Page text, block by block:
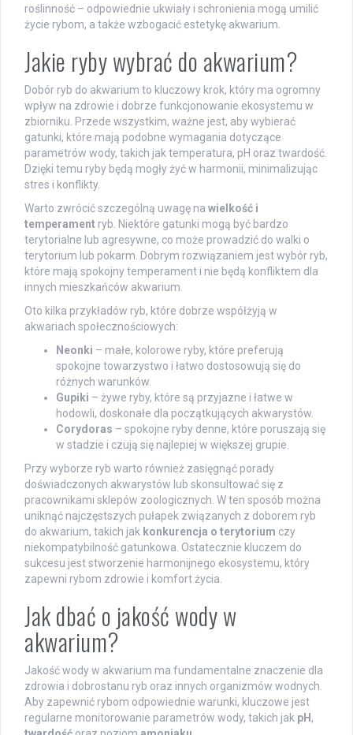
roślinność – odpowiednie ukwiały i schronienia mogą umilić
życie rybom, a także wzbogacić estetykę akwarium.
Jakie ryby wybrać do akwarium?
Dobór ryb do akwarium to kluczowy krok, który ma ogromny
wpływ na zdrowie i dobrze funkcjonowanie ekosystemu w
zbiorniku. Przede wszystkim, ważne jest, aby wybierać
gatunki, które mają podobne wymagania dotyczące
parametrów wody, takich jak temperatura, pH oraz twardość.
Dzięki temu ryby będą mogły żyć w harmonii, minimalizując
stres i konflikty.
Warto zwrócić szczególną uwagę na wielkość i
temperament ryb. Niektóre gatunki mogą być bardzo
terytorialne lub agresywne, co może prowadzić do walki o
terytorium lub pokarm. Dobrym rozwiązaniem jest wybór ryb,
które mają spokojny temperament i nie będą konfliktem dla
innych mieszkańców akwarium.
Oto kilka przykładów ryb, które dobrze współżyją w
akwariach społecznościowych:
Neonki – małe, kolorowe ryby, które preferują
spokojne towarzystwo i łatwo dostosowują się do
różnych warunków.
Gupiki – żywe ryby, które są przyjazne i łatwe w
hodowli, doskonałe dla początkujących akwarystów.
Corydoras – spokojne ryby denne, które poruszają się
w stadzie i czują się najlepiej w większej grupie.
Przy wyborze ryb warto również zasięgnąć porady
doświadczonych akwarystów lub skonsultować się z
pracownikami sklepów zoologicznych. W ten sposób można
uniknąć najczęstszych pułapek związanych z doborem ryb
do akwarium, takich jak konkurencja o terytorium czy
niekompatybilność gatunkowa. Ostatecznie kluczem do
sukcesu jest stworzenie harmonijnego ekosystemu, który
zapewni rybom zdrowie i komfort życia.
Jak dbać o jakość wody w
akwarium?
Jakość wody w akwarium ma fundamentalne znaczenie dla
zdrowia i dobrostanu ryb oraz innych organizmów wodnych.
Aby zapewnić rybom odpowiednie warunki, kluczowe jest
regularne monitorowanie parametrów wody, takich jak pH ,